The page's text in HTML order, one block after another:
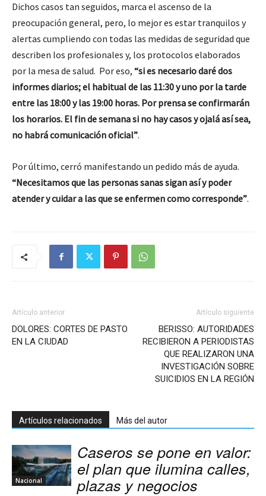
Dichos casos tan seguidos, marca el ascenso de la
preocupación general, pero, lo mejor es estar tranquilos y
alertas cumpliendo con todas las medidas de seguridad que
describen los profesionales y, los protocolos elaborados
por la mesa de salud. Por eso, “si es necesario daré dos
informes diarios; el habitual de las 11:30 y uno por la tarde
entre las 18:00 y las 19:00 horas. Por prensa se confirmarán
los horarios. El fin de semana si no hay casos y ojalá así sea,
no habrá comunicación oficial”.
Por último, cerró manifestando un pedido más de ayuda.
“Necesitamos que las personas sanas sigan así y poder
atender y cuidar a las que se enfermen como corresponde”.
Artículo anterior
DOLORES: CORTES DE PASTO
EN LA CIUDAD
Artículo siguiente
BERISSO: AUTORIDADES
RECIBIERON A PERIODISTAS
QUE REALIZARON UNA
INVESTIGACIÓN SOBRE
SUICIDIOS EN LA REGIÓN
Artículos relacionados Más del autor
Nacional
Caseros se pone en valor:
el plan que ilumina calles,
plazas y negocios